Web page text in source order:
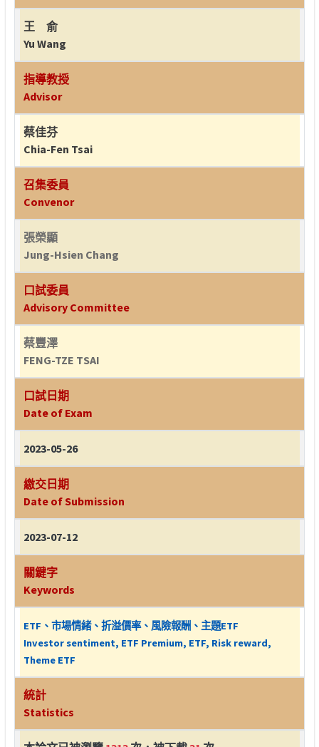
王 俞
Yu Wang
指導教授
Advisor
蔡佳芬
Chia-Fen Tsai
召集委員
Convenor
張榮顯
Jung-Hsien Chang
口試委員
Advisory Committee
蔡豐澤
FENG-TZE TSAI
口試日期
Date of Exam
2023-05-26
繳交日期
Date of Submission
2023-07-12
關鍵字
Keywords
ETF、市場情緒、折溢價率、風險報酬、主題ETF
Investor sentiment, ETF Premium, ETF, Risk reward,
Theme ETF
統計
Statistics